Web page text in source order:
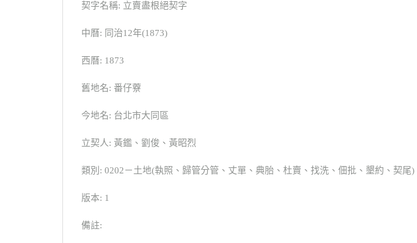
契字名稱: 立賣盡根絕契字
中曆: 同治12年(1873)
西曆: 1873
舊地名: 番仔藔
今地名: 台北市大同區
立契人: 黃鑑、劉俊、黃昭烈
類別: 0202－土地(執照、歸管分管、丈單、典胎、杜賣、找洗、佃批、墾約、契尾)
版本: 1
備註: